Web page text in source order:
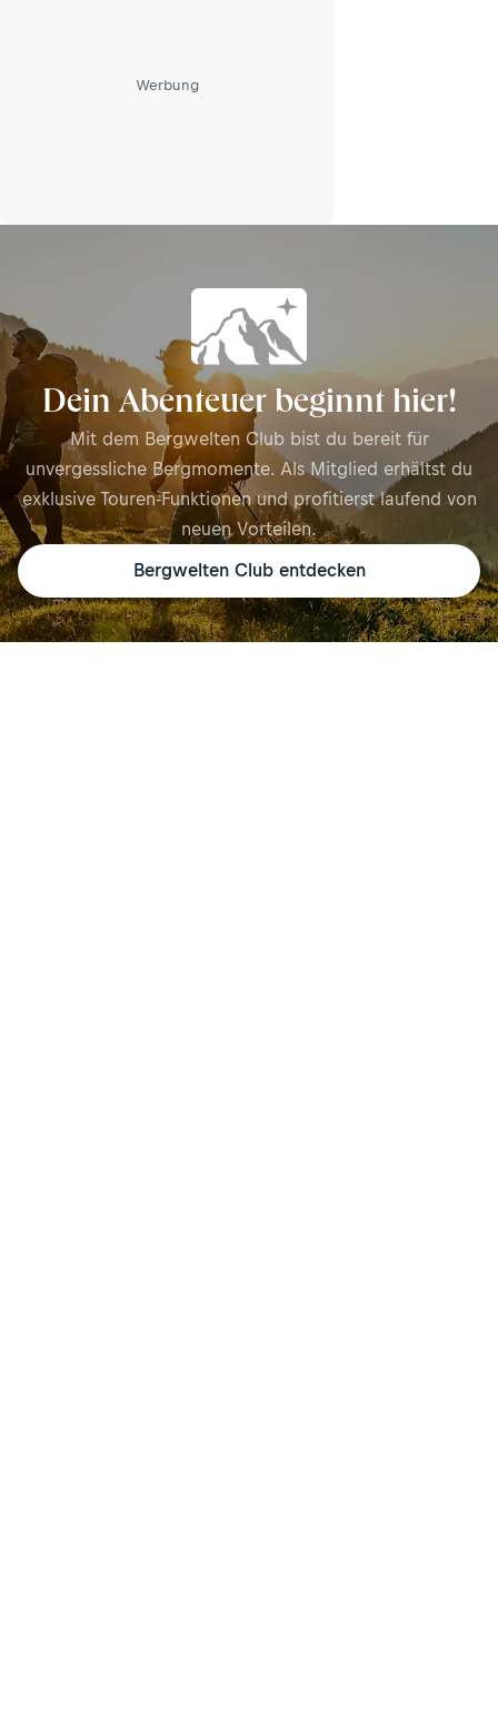
Werbung
Dein Abenteuer beginnt hier!
Mit dem Bergwelten Club bist du bereit für
unvergessliche Bergmomente. Als Mitglied erhältst du
exklusive Touren-Funktionen und profitierst laufend von
neuen Vorteilen.
Bergwelten Club entdecken